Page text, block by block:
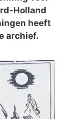
Holland
heeft
archief.